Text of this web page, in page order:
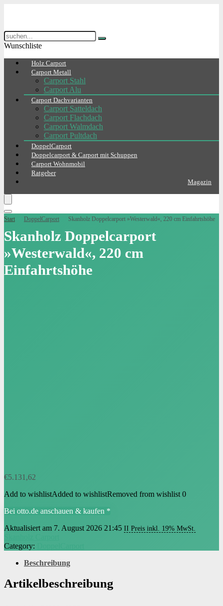
Wunschliste
Holz Carport
Carport Metall
Carport Stahl
Carport Alu
Carport Dachvarianten
Carport Satteldach
Carport Flachdach
Carport Walmdach
Carport Pultdach
DoppelCarport
Doppelcarport & Carport mit Schuppen
Carport Wohnmobil
Ratgeber
Magazin
Start DoppelCarport Skanholz Doppelcarport »Westerwald«, 220 cm Einfahrtshöhe
Skanholz Doppelcarport
»Westerwald«, 220 cm
Einfahrtshöhe
€5.131,62
Add to wishlistAdded to wishlistRemoved from wishlist 0
Bei otto.de anschauen & kaufen *
Aktualisiert am 7. August 2026 21:45 II Preis inkl. 19% MwSt.
Category:
Beschreibung
Artikelbeschreibung